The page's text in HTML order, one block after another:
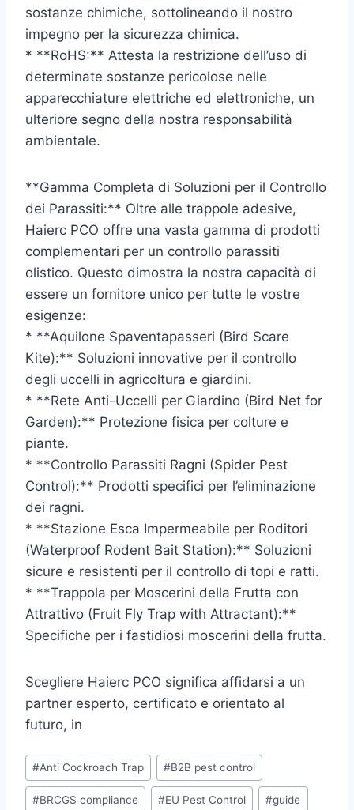
sostanze chimiche, sottolineando il nostro
impegno per la sicurezza chimica.
* **RoHS:** Attesta la restrizione dell’uso di
determinate sostanze pericolose nelle
apparecchiature elettriche ed elettroniche, un
ulteriore segno della nostra responsabilità
ambientale.
**Gamma Completa di Soluzioni per il Controllo
dei Parassiti:** Oltre alle trappole adesive,
Haierc PCO offre una vasta gamma di prodotti
complementari per un controllo parassiti
olistico. Questo dimostra la nostra capacità di
essere un fornitore unico per tutte le vostre
esigenze:
* **Aquilone Spaventapasseri (Bird Scare
Kite):** Soluzioni innovative per il controllo
degli uccelli in agricoltura e giardini.
* **Rete Anti-Uccelli per Giardino (Bird Net for
Garden):** Protezione fisica per colture e
piante.
* **Controllo Parassiti Ragni (Spider Pest
Control):** Prodotti specifici per l’eliminazione
dei ragni.
* **Stazione Esca Impermeabile per Roditori
(Waterproof Rodent Bait Station):** Soluzioni
sicure e resistenti per il controllo di topi e ratti.
* **Trappola per Moscerini della Frutta con
Attrattivo (Fruit Fly Trap with Attractant):**
Specifiche per i fastidiosi moscerini della frutta.
Scegliere Haierc PCO significa affidarsi a un
partner esperto, certificato e orientato al
futuro, in
Etiquetas
de
la
#Anti Cockroach Trap #B2B pest control
#BRCGS compliance #EU Pest Control #guide